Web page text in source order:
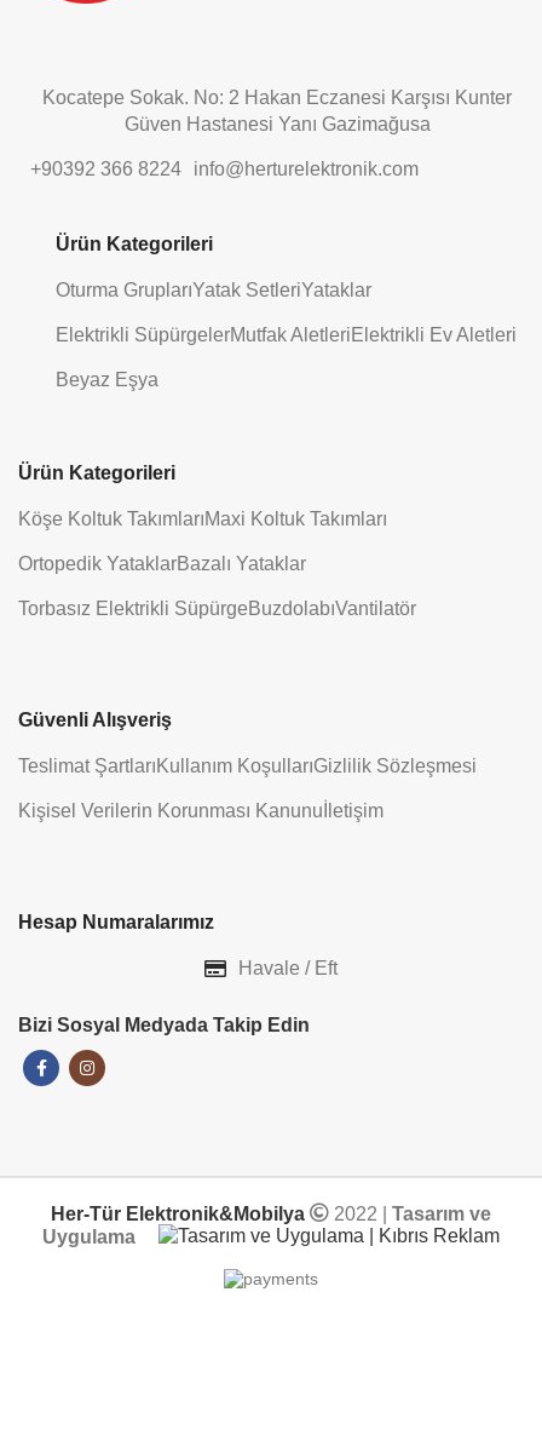
Kocatepe Sokak. No: 2 Hakan Eczanesi Karşısı Kunter
Güven Hastanesi Yanı Gazimağusa
+90392 366 8224 info@herturelektronik.com
Ürün Kategorileri
Oturma GruplarıYatak SetleriYataklar
Elektrikli SüpürgelerMutfak AletleriElektrikli Ev Aletleri
Beyaz Eşya
Ürün Kategorileri
Köşe Koltuk TakımlarıMaxi Koltuk Takımları
Ortopedik YataklarBazalı Yataklar
Torbasız Elektrikli SüpürgeBuzdolabıVantilatör
Güvenli Alışveriş
Teslimat ŞartlarıKullanım KoşullarıGizlilik Sözleşmesi
Kişisel Verilerin Korunması Kanunu İletişim
Hesap Numaralarımız
Havale / Eft
Bizi Sosyal Medyada Takip Edin
Her-Tür Elektronik&Mobilya 2022 | Tasarım ve
Uygulama